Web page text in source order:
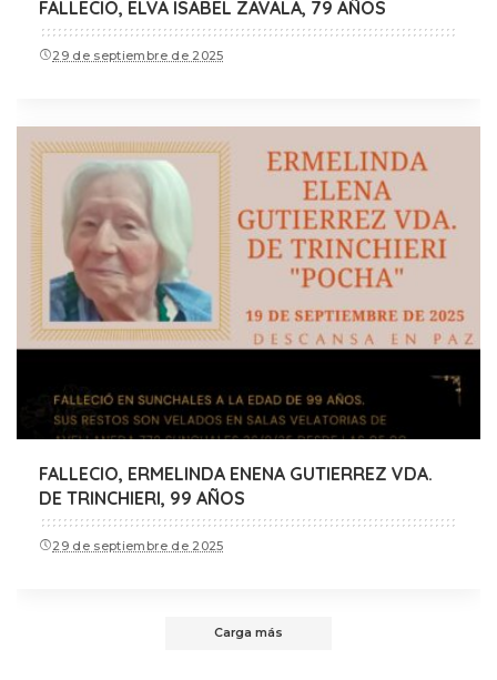
FALLECIO, ELVA ISABEL ZAVALA, 79 AÑOS
29 de septiembre de 2025
FALLECIO, ERMELINDA ENENA GUTIERREZ VDA.
DE TRINCHIERI, 99 AÑOS
29 de septiembre de 2025
Carga más